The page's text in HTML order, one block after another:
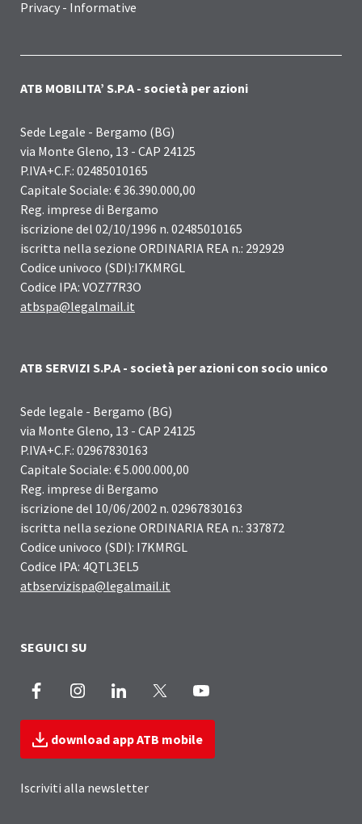
Privacy - Informative
ATB MOBILITA’ S.P.A - società per azioni
Sede Legale - Bergamo (BG)
via Monte Gleno, 13 - CAP 24125
P.IVA+C.F.: 02485010165
Capitale Sociale: € 36.390.000,00
Reg. imprese di Bergamo
iscrizione del 02/10/1996 n. 02485010165
iscritta nella sezione ORDINARIA REA n.: 292929
Codice univoco (SDI):I7KMRGL
Codice IPA: VOZ77R3O
atbspa@legalmail.it
ATB SERVIZI S.P.A - società per azioni con socio unico
Sede legale - Bergamo (BG)
via Monte Gleno, 13 - CAP 24125
P.IVA+C.F.: 02967830163
Capitale Sociale: € 5.000.000,00
Reg. imprese di Bergamo
iscrizione del 10/06/2002 n. 02967830163
iscritta nella sezione ORDINARIA REA n.: 337872
Codice univoco (SDI): I7KMRGL
Codice IPA: 4QTL3EL5
atbservizispa@legalmail.it
SEGUICI SU
Facebook InstagramLinkedIn
download app ATB mobile
Iscriviti alla newsletter